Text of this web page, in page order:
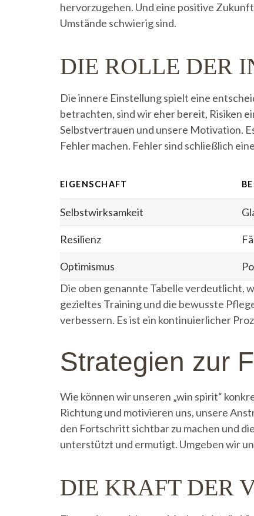
hervorzugehen. Und eine positive
Umstände schwierig sind.
DIE ROLLE DER
Die innere Einstellung spielt eine
betrachten, sind wir eher bereit, Risiken
Selbstvertrauen und unsere Motivation.
Fehler machen. Fehler sind schließlich
EIGENSCHAFT
Selbstwirksamkeit
Resilienz
Optimismus
Die oben genannte Tabelle verdeutlicht,
gezieltes Training und die bewusste
verbessern. Es ist ein kontinuierlicher
Strategien zur
Wie können wir unseren „win spirit“
Richtung und motivieren uns, unsere
den Fortschritt sichtbar zu machen und
unterstützt und ermutigt. Umgeben wir
DIE KRAFT DER